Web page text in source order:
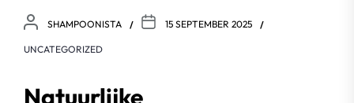
SHAMPOONISTA 15 SEPTEMBER 2025
UNCATEGORIZED
Natuurlijke